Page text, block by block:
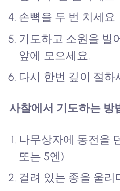
손뼉을 두 번 치세요
기도하고 소원을 빌
앞에 모으세요.
다시 한번 깊이 절하
사찰에서 기도하는 방
나무상자에 동전을
또는 5엔)
걸려 있는 종을 울리